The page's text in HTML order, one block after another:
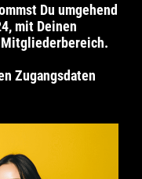
Du umgehend
mit Deinen
Zugangsdaten